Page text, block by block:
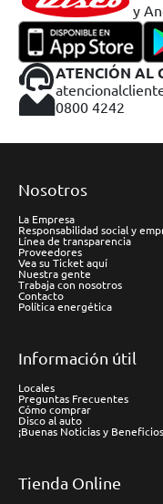
y
ATENCIÓN AL
0800 4242
Nosotros
La Empresa
Responsabilidad social y
Línea de transparencia
Proveedores
Vea su Ticket aquí
Nuestra gente
Trabaja con nosotros
Contacto
Política energética
Información útil
Locales
Preguntas Frecuentes
Cómo comprar
Disco al auto
¡Buenas Noticias y
Tienda Online